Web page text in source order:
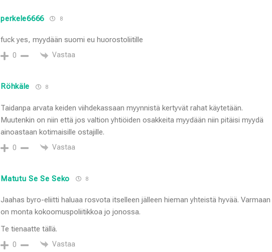
perkele6666 8
fuck yes, myydään suomi eu huorostoliitille
0 Vastaa
Röhkäle 8
Taidanpa arvata keiden viihdekassaan myynnistä kertyvät rahat käytetään.
Muutenkin on niin että jos valtion yhtiöiden osakkeita myydään niin pitäisi myydä
ainoastaan kotimaisille ostajille.
0 Vastaa
Matutu Se Se Seko 8
Jaahas byro-eliitti haluaa rosvota itselleen jälleen hieman yhteistä hyvää. Varmaan
on monta kokoomuspoliitikkoa jo jonossa.
Te tienaatte tällä.
0 Vastaa